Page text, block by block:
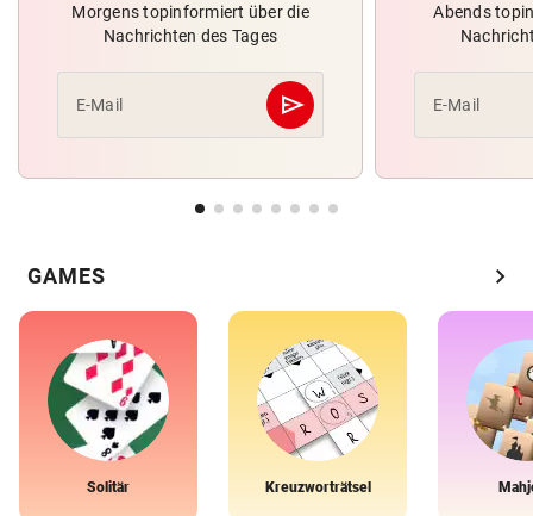
Morgens topinformiert über die
Nachrichten des Tages
E-Mail send
Abschicken
Abends
E-Mail
GAMES chevron_right
Solitär Kreuzworträtsel